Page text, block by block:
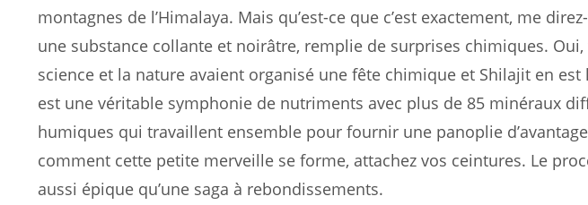
montagnes de l’Himalaya. Mais qu’est-ce que c’est exactement, me
une substance collante et noirâtre, remplie de surprises chimiques. Oui,
science et la nature avaient organisé une fête chimique et Shilajit en
est une véritable symphonie de nutriments avec plus de 85 minéraux
humiques qui travaillent ensemble pour fournir une panoplie
comment cette petite merveille se forme, attachez vos ceintures. Le
aussi épique qu’une saga à rebondissements.